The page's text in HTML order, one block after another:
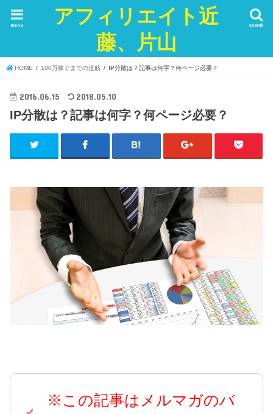
アフィリエイト近
藤、片山
search
menu
HOME 100万稼ぐまでの道筋 IP分散は？記事は何字？何ページ必要？
2016.06.15 2018.05.10
IP分散は？記事は何字？何ページ必要？
※この記事はメルマガのバ